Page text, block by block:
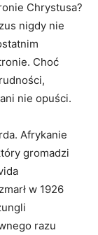
Chrystusa?
nigdy nie
Choć
nie opuści.
Afrykanie
gromadzi
w 1926
razu